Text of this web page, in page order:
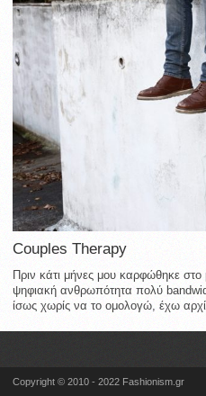
Couples Therapy
Πριν κάτι μήνες μου καρφώθηκε στο
ψηφιακή ανθρωπότητα πολύ
ίσως χωρίς να το ομολογώ, έχω
Copyright © 2010 - 2022 Fashionism.gr